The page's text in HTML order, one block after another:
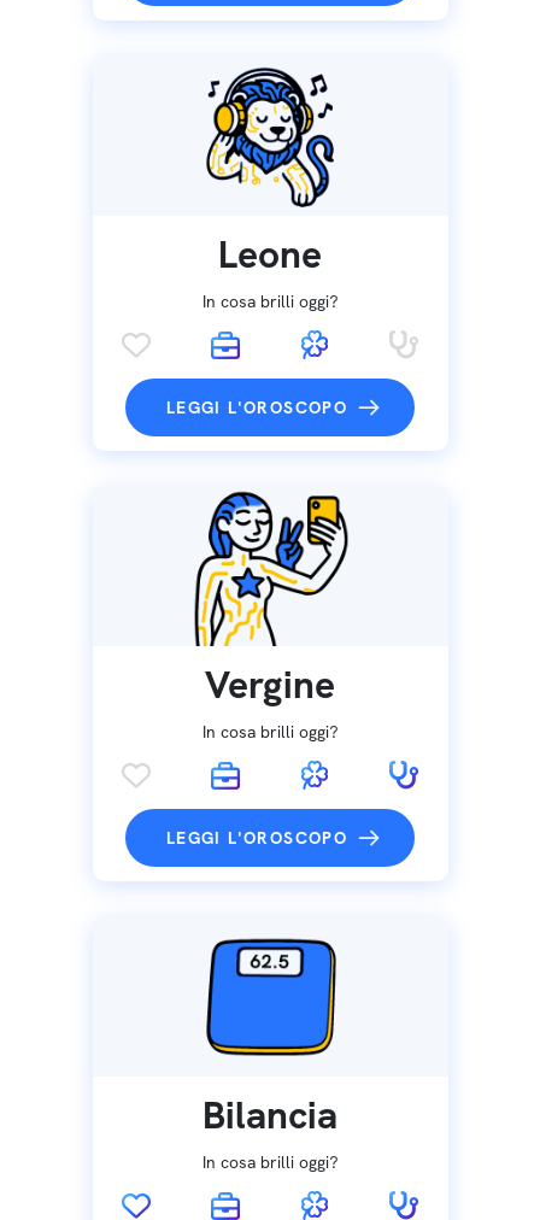
Leone
In cosa brilli oggi?
LEGGI L'OROSCOPO
Vergine
In cosa brilli oggi?
LEGGI L'OROSCOPO
Bilancia
In cosa brilli oggi?